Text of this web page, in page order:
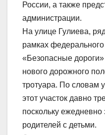
России, а также
администрации.
На улице Гулиева,
рамках федерального
«Безопасные дороги»
нового дорожного
тротуара. По словам
этот участок давно
поскольку ежедневно
родителей с детьми.